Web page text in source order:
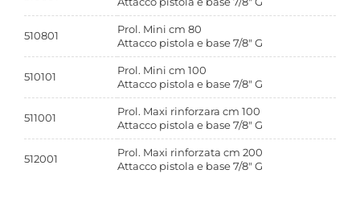
510801
Prol. Mini cm 80
Attacco pistola e base 7/8" G
510101
Prol. Mini cm 100
Attacco pistola e base 7/8" G
511001
Prol. Maxi rinforzara cm 100
Attacco pistola e base 7/8" G
512001
Prol. Maxi rinforzata cm 200
Attacco pistola e base 7/8" G